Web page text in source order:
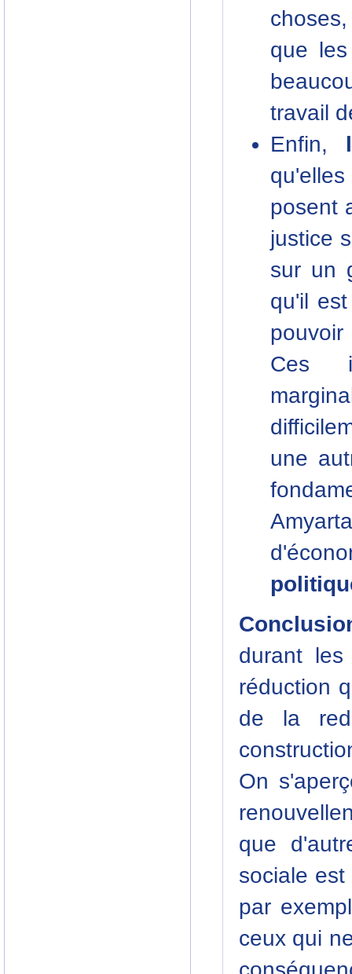
que
travail
Enfin,
posent
justice
sur un
qu'il
Ces
une
durant
réduction
de la
On
que
sociale
par
ceux qui